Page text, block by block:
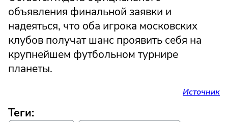
объявления финальной заявки и
надеяться, что оба игрока московских
клубов получат шанс проявить себя на
крупнейшем футбольном турнире
планеты.
Источник
Теги: